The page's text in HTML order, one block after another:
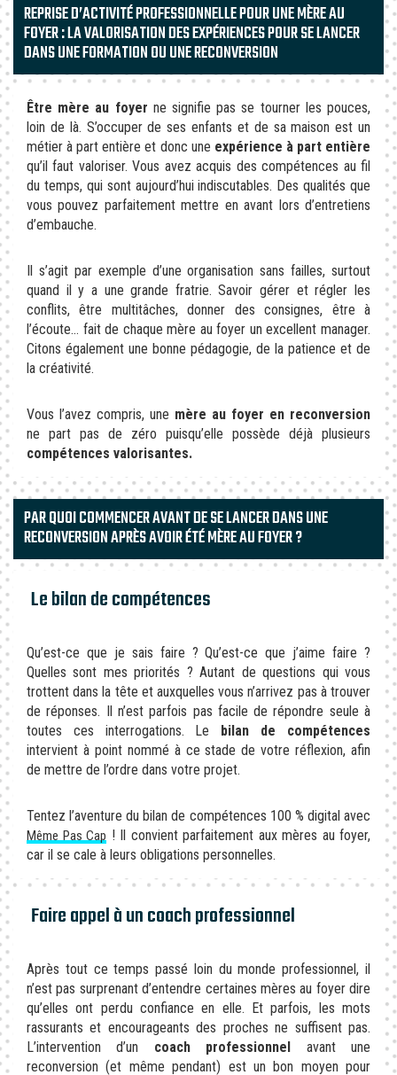
REPRISE D’ACTIVITÉ PROFESSIONNELLE POUR UNE MÈRE AU
FOYER : LA VALORISATION DES EXPÉRIENCES POUR SE LANCER
DANS UNE FORMATION OU UNE RECONVERSION
Être mère au foyer ne signifie pas se tourner les pouces,
loin de là. S’occuper de ses enfants et de sa maison est un
métier à part entière et donc une expérience à part entière
qu’il faut valoriser. Vous avez acquis des compétences au fil
du temps, qui sont aujourd’hui indiscutables. Des qualités que
vous pouvez parfaitement mettre en avant lors d’entretiens
d’embauche.
Il s’agit par exemple d’une organisation sans failles, surtout
quand il y a une grande fratrie. Savoir gérer et régler les
conflits, être multitâches, donner des consignes, être à
l’écoute… fait de chaque mère au foyer un excellent manager.
Citons également une bonne pédagogie, de la patience et de
la créativité.
Vous l’avez compris, une mère au foyer en reconversion
ne part pas de zéro puisqu’elle possède déjà plusieurs
compétences valorisantes.
PAR QUOI COMMENCER AVANT DE SE LANCER DANS UNE
RECONVERSION APRÈS AVOIR ÉTÉ MÈRE AU FOYER ?
Le bilan de compétences
Qu’est-ce que je sais faire ? Qu’est-ce que j’aime faire ?
Quelles sont mes priorités ? Autant de questions qui vous
trottent dans la tête et auxquelles vous n’arrivez pas à trouver
de réponses. Il n’est parfois pas facile de répondre seule à
toutes ces interrogations. Le bilan de compétences
intervient à point nommé à ce stade de votre réflexion, afin
de mettre de l’ordre dans votre projet.
Tentez l’aventure du bilan de compétences 100 % digital avec
Même Pas Cap ! Il convient parfaitement aux mères au foyer,
car il se cale à leurs obligations personnelles.
Faire appel à un coach professionnel
Après tout ce temps passé loin du monde professionnel, il
n’est pas surprenant d’entendre certaines mères au foyer dire
qu’elles ont perdu confiance en elle. Et parfois, les mots
rassurants et encourageants des proches ne suffisent pas.
L’intervention d’un coach professionnel avant une
reconversion (et même pendant) est un bon moyen pour